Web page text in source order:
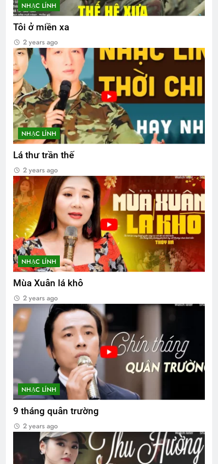
NHẠC LÍNH
Tôi ở miền xa
2 years ago
NHẠC LÍNH
Lá thư trần thế
2 years ago
NHẠC LÍNH
Mùa Xuân lá khô
2 years ago
NHẠC LÍNH
9 tháng quân trường
2 years ago